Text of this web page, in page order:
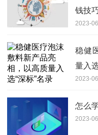
钱技巧
2023-
稳健
量入
2023-
怎么
2023-